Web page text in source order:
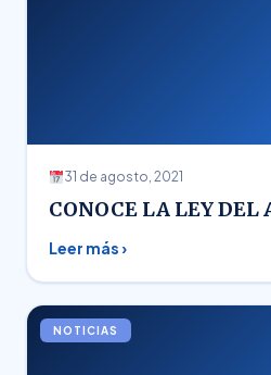
31 de agosto, 2021
CONOCE LA LEY DEL
Leer más ›
NOTICIAS